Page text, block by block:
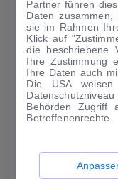
Finanzierung
187
0 € Anzahlung ·60
· CO₂-Klasse G · WLTP*
Partner führen
Daten
sie im Rahmen
Klick auf
die beschriebene
Ihre Zustimmung
Ihre Daten auch
Die USA
Behörden Zugriff
anpassen. Dies
Cookie-Richtlinie
Sie in unserer